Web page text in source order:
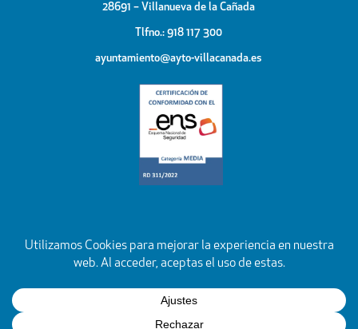
28691 – Villanueva de la Cañada
Tlfno.: 918 117 300
ayuntamiento@ayto-villacanada.es